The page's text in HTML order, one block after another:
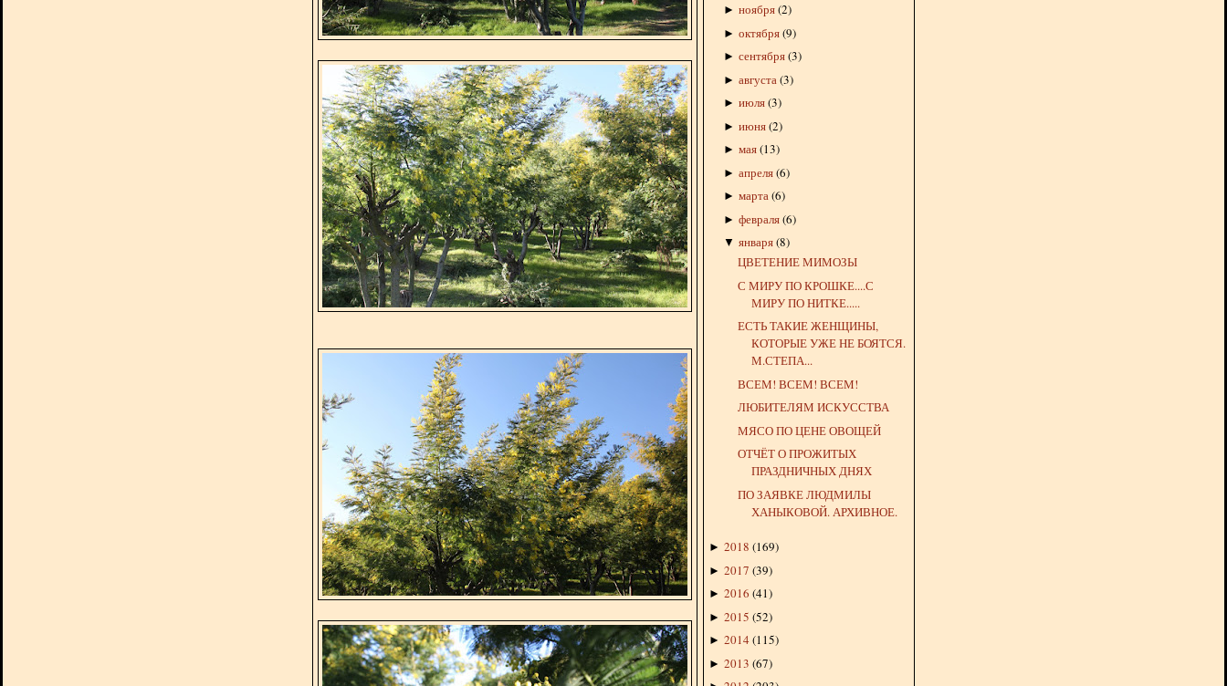
► ноября(2)
► октября(9)
► сентября(3)
► августа (3)
► июля(3)
► июня(2)
► мая(13)
► апреля(6)
► марта(6)
► февраля(6)
▼ января(8)
ЦВЕТЕНИЕ МИМОЗЫ
С МИРУ ПО КРОШКЕ....С
МИРУ ПО НИТКЕ.....
ЕСТЬ ТАКИЕ ЖЕНЩИНЫ,
КОТОРЫЕ УЖЕ НЕ БОЯТСЯ.
М.СТЕПА...
ВСЕМ! ВСЕМ! ВСЕМ!
ЛЮБИТЕЛЯМ ИСКУССТВА
МЯСО ПО ЦЕНЕ ОВОЩЕЙ
ОТЧЁТ О ПРОЖИТЫХ
ПРАЗДНИЧНЫХ ДНЯХ
ПО ЗАЯВКЕ ЛЮДМИЛЫ
ХАНЫКОВОЙ. АРХИВНОЕ.
► 2018 (169)
► 2017 (39)
► 2016 (41)
► 2015 (52)
► 2014 (115)
► 2013 (67)